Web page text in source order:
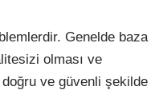
Genelde baza
olması ve
doğru ve güvenli şekilde